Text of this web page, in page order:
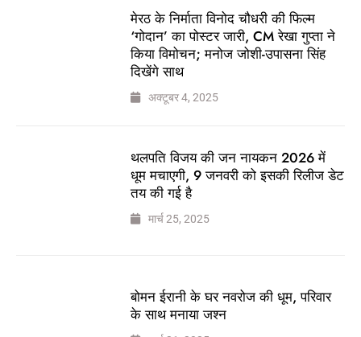
मेरठ के निर्माता विनोद चौधरी की फिल्म
‘गोदान’ का पोस्टर जारी, CM रेखा गुप्ता ने
किया विमोचन; मनोज जोशी-उपासना सिंह
दिखेंगे साथ
अक्टूबर 4, 2025
थलपति विजय की जन नायकन 2026 में
धूम मचाएगी, 9 जनवरी को इसकी रिलीज डेट
तय की गई है
मार्च 25, 2025
बोमन ईरानी के घर नवरोज की धूम, परिवार
के साथ मनाया जश्न